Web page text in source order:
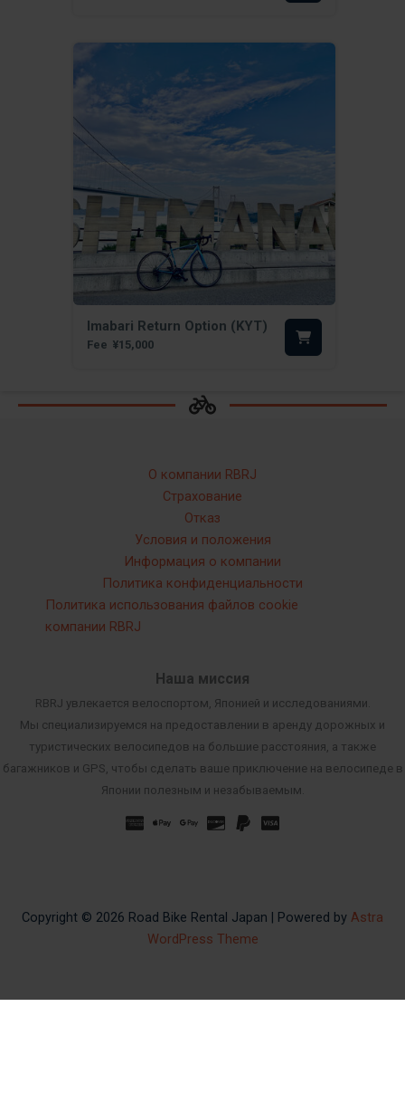
Imabari Return Option (KYT)
Fee ¥15,000
О компании RBRJ
Страхование
Отказ
Условия и положения
Информация о компании
Политика конфиденциальности
Политика использования файлов cookie
компании RBRJ
Наша миссия
RBRJ увлекается велоспортом, Японией и исследованиями.
Мы специализируемся на предоставлении в аренду дорожных и
туристических велосипедов на большие расстояния, а также
багажников и GPS, чтобы сделать ваше приключение на велосипеде в
Японии полезным и незабываемым.
Copyright © 2026 Road Bike Rental Japan | Powered by Astra
WordPress Theme